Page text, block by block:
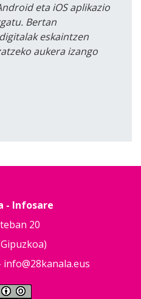
eta iOS aplikazio
Bertan
eskaintzen
aukera izango
- Infosare
20
info@28kanala.eus